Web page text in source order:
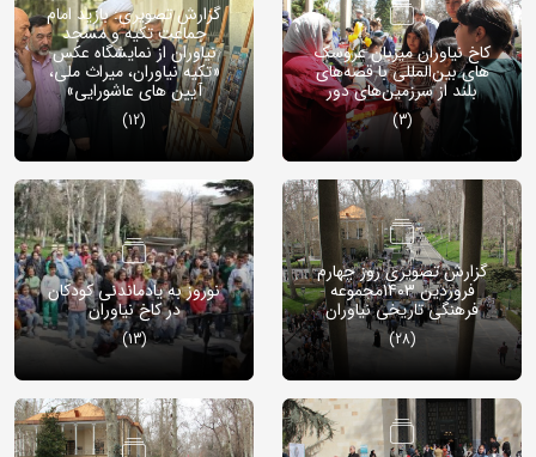
گزارش تصویری: بازید امام
جماعت تکیه و مسجد
نیاوران از نمایشگاه عکس
«تکیه نیاوران، میراث ملی،
آیین های عاشورایی»
(12)
کاخ نیاوران میزبان عروسک
های بین‌المللی با قصه‌های
بلند از سرزمین‌های دور
(3)
نوروز به یادماندنی کودکان
در کاخ نیاوران
(13)
گزارش تصویری روز چهارم
فروردین 1403مجموعه
فرهنگی تاریخی نیاوران
(28)